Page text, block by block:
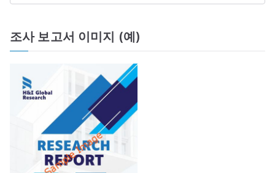
조사 보고서 이미지 (예)